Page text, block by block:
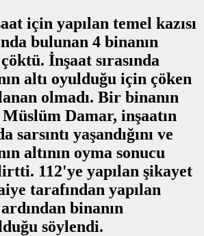
için yapılan temel kazısı
bulunan 4 binanın
İnşaat sırasında
altı oyulduğu için çöken
olmadı. Bir binanın
Damar, inşaatın
sarsıntı yaşandığını ve
altının oyma sonucu
112'ye yapılan şikayet
tarafından yapılan
binanın
söylendi.